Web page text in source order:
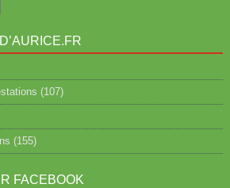
(107)
(155)
FACEBOOK